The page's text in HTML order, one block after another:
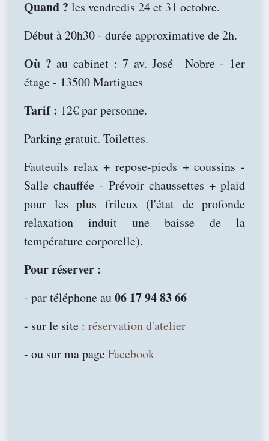
Quand ? les vendredis 24 et 31 octobre.
Début à 20h30 - durée approximative de 2h.
Où ? au cabinet : 7 av. José Nobre - 1er
étage - 13500 Martigues
Tarif : 12€ par personne.
Parking gratuit. Toilettes.
Fauteuils relax + repose-pieds + coussins -
Salle chauffée - Prévoir chaussettes + plaid
pour les plus frileux (l'état de profonde
relaxation induit une baisse de la
température corporelle).
Pour réserver :
- par téléphone au06 17 94 83 66
- sur le site : réservation d'atelier
- ou sur ma pageFacebook